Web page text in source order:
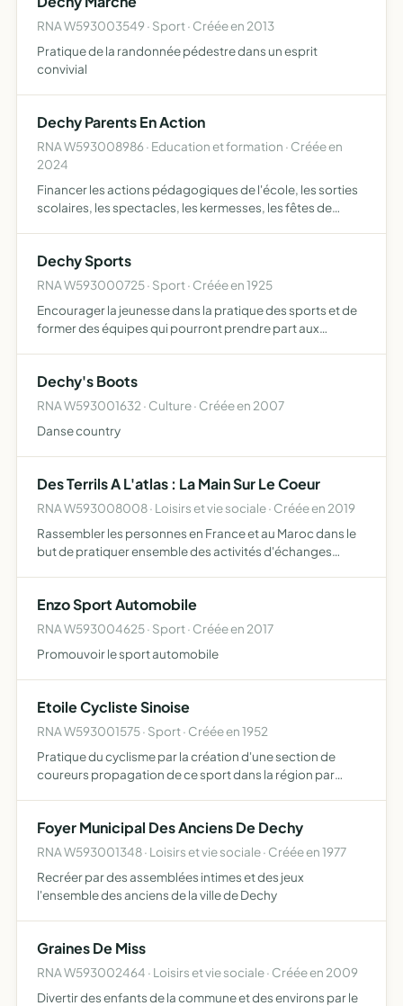
RNA W593003549 · Sport · Créée en 2013
Pratique de la randonnée pédestre dans un esprit
convivial
Dechy Parents En Action
RNA W593008986 · Education et formation · Créée en
2024
Financer les actions pédagogiques de l'école, les sorties
scolaires, les spectacles, les kermesses, les fêtes de
Dechy Sports
RNA W593000725 · Sport · Créée en 1925
Encourager la jeunesse dans la pratique des sports et de
former des équipes qui pourront prendre part aux
s…
Dechy's Boots
RNA W593001632 · Culture · Créée en 2007
Danse country
Des Terrils A L'atlas : La Main Sur Le Coeur
RNA W593008008 · Loisirs et vie sociale · Créée en 2019
Rassembler les personnes en France et au Maroc dans le
but de pratiquer ensemble des activités d'échanges
actions d…
Enzo Sport Automobile
RNA W593004625 · Sport · Créée en 2017
Promouvoir le sport automobile
Etoile Cycliste Sinoise
RNA W593001575 · Sport · Créée en 1952
Pratique du cyclisme par la création d'une section de
coureurs propagation de ce sport dans la région par
Foyer Municipal Des Anciens De Dechy
RNA W593001348 · Loisirs et vie sociale · Créée en 1977
Recréer par des assemblées intimes et des jeux
l'ensemble des anciens de la ville de Dechy
Graines De Miss
RNA W593002464 · Loisirs et vie sociale · Créée en 2009
Divertir des enfants de la commune et des environs par le